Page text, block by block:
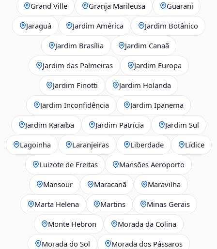
Grand Ville Granja Marileusa Guarani
Jaraguá Jardim América Jardim Botânico
Jardim Brasília Jardim Canaã
Jardim das Palmeiras Jardim Europa
Jardim Finotti Jardim Holanda
Jardim Inconfidência Jardim Ipanema
Jardim Karaíba Jardim Patrícia Jardim Sul
Lagoinha Laranjeiras Liberdade Lídice
Luizote de Freitas Mansões Aeroporto
Mansour Maracanã Maravilha
Marta Helena Martins Minas Gerais
Monte Hebron Morada da Colina
Morada do Sol Morada dos Pássaros